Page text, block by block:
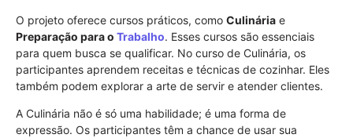
O projeto oferece cursos práticos, como Culinária e
Preparação para o Trabalho. Esses cursos são essenciais
para quem busca se qualificar. No curso de Culinária, os
participantes aprendem receitas e técnicas de cozinhar. Eles
também podem explorar a arte de servir e atender clientes.
A Culinária não é só uma habilidade; é uma forma de
expressão. Os participantes têm a chance de usar sua